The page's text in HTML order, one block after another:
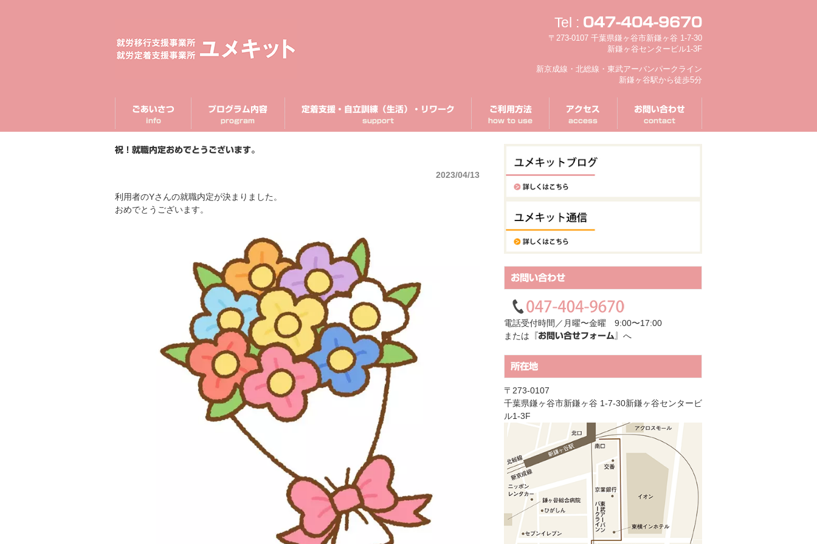
Tel : 047-404-9670
〒273-0107 千葉県鎌ヶ谷市新鎌ヶ谷 1-7-30
新鎌ヶ谷センタービル1-3F
新京成線・北総線・東武アーバンパークライン
新鎌ヶ谷駅から徒歩5分
ごあいさつ
info
プログラム内容
program
定着支援・自立訓練（生活）・リワーク
support
ご利用方法
how to use
アクセス
access
お問い合わせ
contact
祝！就職内定おめでとうございます。
2023/04/13
利用者のYさんの就職内定が決まりました。
おめでとうございます。
お問い合わせ
電話受付時間／月曜〜金曜 9:00〜17:00
または 『お問い合せフォーム』 へ
所在地
〒273-0107
千葉県鎌ヶ谷市新鎌ヶ谷 1-7-30新鎌ヶ谷センタービ
ル1-3F